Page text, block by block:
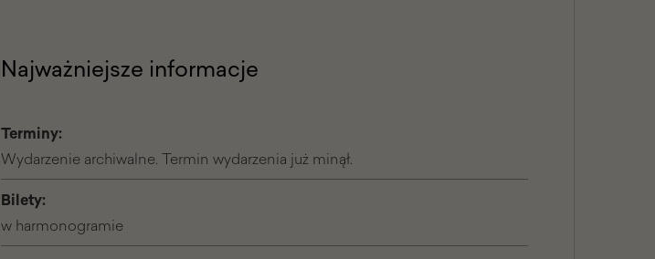
Najważniejsze informacje
Terminy:
Wydarzenie archiwalne. Termin wydarzenia już minął.
Bilety:
w harmonogramie